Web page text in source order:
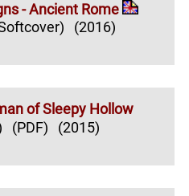
- Ancient Rome
(2016)
of Sleepy Hollow
(PDF)
(2015)